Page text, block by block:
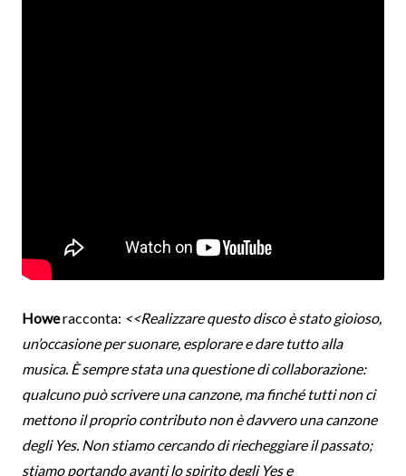
Howeracconta: <<Realizzare questo disco è stato gioioso,
un’occasione per suonare, esplorare e dare tutto alla
musica. È sempre stata una questione di collaborazione:
qualcuno può scrivere una canzone, ma finché tutti non ci
mettono il proprio contributo non è davvero una canzone
degli Yes. Non stiamo cercando di riecheggiare il passato;
stiamo portando avanti lo spirito degli Yes e